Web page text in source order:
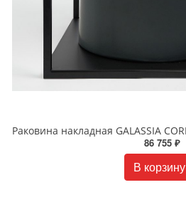
86 755 ₽
В корзину